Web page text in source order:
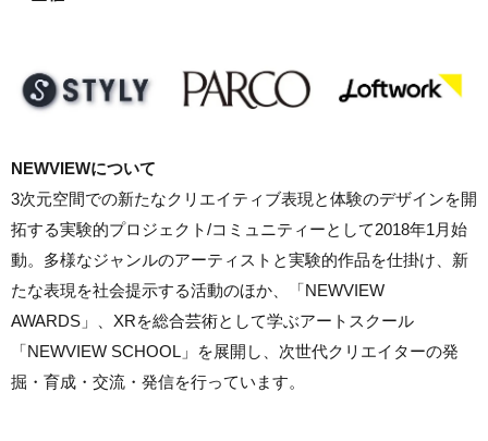
NEWVIEWについて
3次元空間での新たなクリエイティブ表現と体験のデザインを開
拓する実験的プロジェクト/コミュニティーとして2018年1月始
動。多様なジャンルのアーティストと実験的作品を仕掛け、新
たな表現を社会提示する活動のほか、「NEWVIEW
AWARDS」、XRを総合芸術として学ぶアートスクール
「NEWVIEW SCHOOL」を展開し、次世代クリエイターの発
掘・育成・交流・発信を行っています。